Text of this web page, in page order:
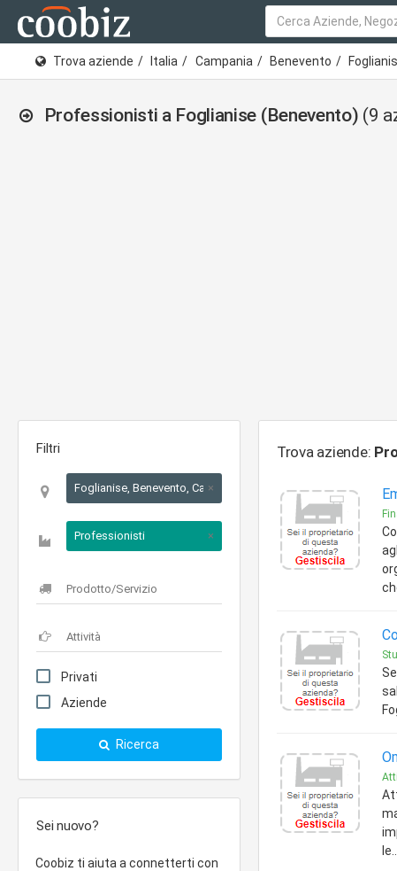
Trova aziende Italia Campania Benevento
Professionisti a Foglianise (Benevento) (9
Filtri
Foglianise, Benevento, Campania
×
Professionisti ×
Privati
Aziende
Ricerca
Sei nuovo?
Coobiz ti aiuta a connetterti con
Trova aziende: